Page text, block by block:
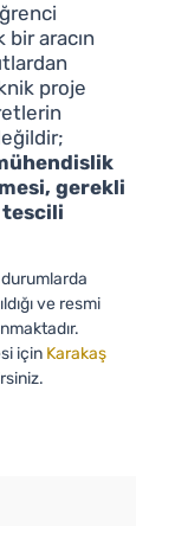
bir aracın
proje
gerekli
tescili
durumlarda
ve resmi
için Karakaş